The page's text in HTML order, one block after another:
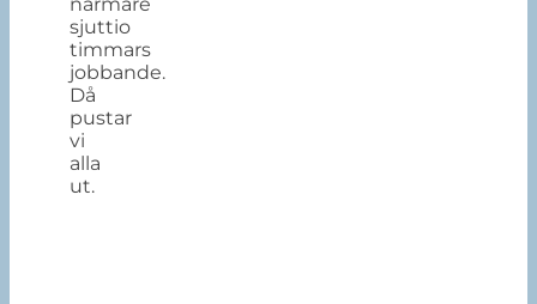
sjuttio
timmars
jobbande.
Då
pustar
vi
alla
ut.